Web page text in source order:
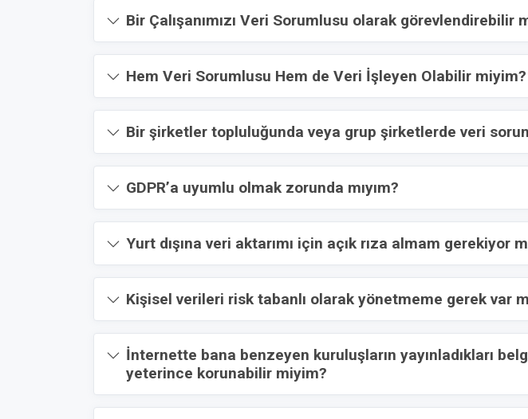
Bir Çalışanımızı Veri Sorumlusu olarak görevlendirebilir
Hem Veri Sorumlusu Hem de Veri İşleyen Olabilir miyim?
Bir şirketler topluluğunda veya grup şirketlerde veri
GDPR’a uyumlu olmak zorunda mıyım?
Yurt dışına veri aktarımı için açık rıza almam gerekiyor
Kişisel verileri risk tabanlı olarak yönetmeme gerek var
İnternette bana benzeyen kuruluşların yayınladıkları
yeterince korunabilir miyim?